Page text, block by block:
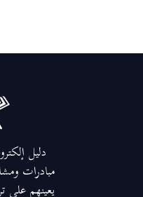
دليل
مبادرات
يعينهم على